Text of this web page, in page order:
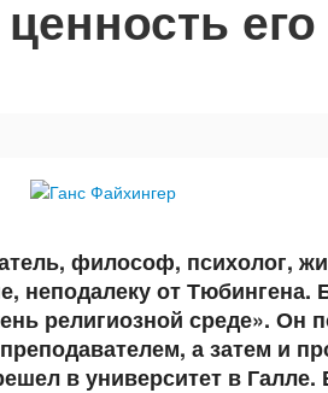
философ, психолог,
неподалеку от
религиозной среде». Он
а затем и
в университет в